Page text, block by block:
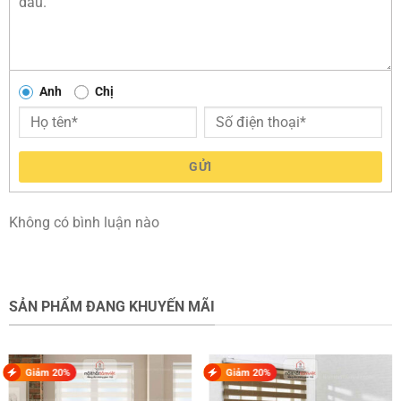
Anh Chị
GỬI
Không có bình luận nào
SẢN PHẨM ĐANG KHUYẾN MÃI
Giảm 20% Giảm 20%